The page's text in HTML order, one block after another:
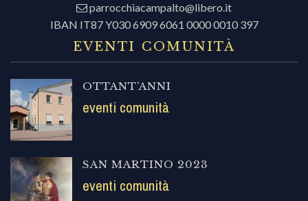
parrocchiacampalto@libero.it
IBAN IT87 Y030 6909 6061 0000 0010 397
EVENTI COMUNITÀ
OTTANT’ANNI
eventi comunità
SAN MARTINO 2023
eventi comunità